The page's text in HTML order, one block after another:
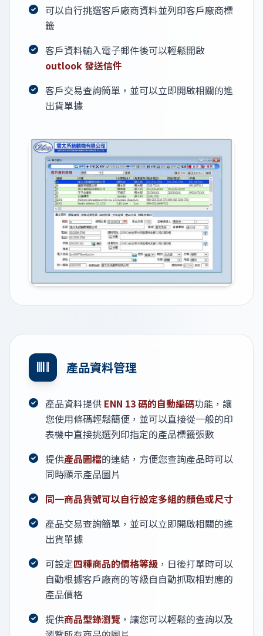
可以自行挑選客戶廠商資料並列印客戶廠商標
籤
客戶資料輸入電子郵件後可以輕鬆開啟
outlook 發送信件
客戶交易查詢簡單，並可以立即開啟相關的進
出貨單據
產品資料管理
產品資料提供 ENN 13 碼的自動編碼功能，讓
您使用條碼輕鬆簡便，並可以直接從一般的印
表機中直接挑選列印指定的產品標籤張數
提供產品圖檔的連結，方便您查詢產品時可以
同時顯示產品圖片
同一商品貨號可以自行設定多組的顏色或尺寸
產品交易查詢簡單，並可以立即開啟相關的進
出貨單據
可設定四種商品的價格等級 ，日後打單時可以
自動根據客戶廠商的等級自自動抓取相對應的
產品價格
提供商品型錄瀏覽 ，讓您可以輕鬆的查詢以及